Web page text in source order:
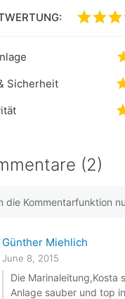
Sicherheit
(2)
die Kommentarfunktion
Günther Miehlich
June 8, 2015
Die Marinaleitung,Kosta
Anlage sauber und top